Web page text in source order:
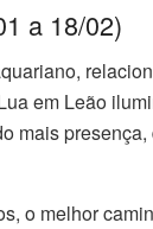
a 18/02)
em Leão
mais
o melhor